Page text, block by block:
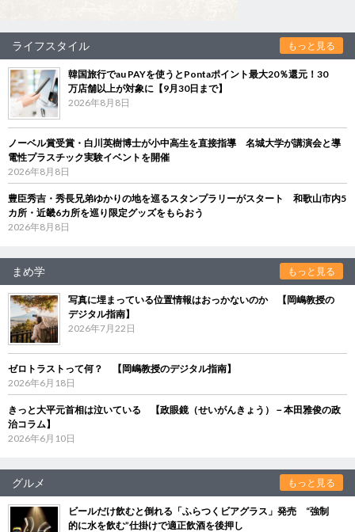
ライフスタイル もっと見る
韓国旅行でau PAYを使うとPontaポイント最大20％還元！30
万店舗以上が対象に【9月30日まで】
2026年8月8日
ノーベル賞受賞・白川英樹博士が小中高生を直接指導 名城大学が講演会と導
電性プラスチック実験イベントを開催
2026年8月8日
豊臣秀吉・秀長兄弟ゆかりの地を巡るスタンプラリーがスタート 和歌山市内5
カ所・近畿6カ所を巡り限定グッズをもらおう
2026年8月8日
まめ学 もっと見る
写真に埋まっている位置情報はおっかないのか 【岡嶋教授の
デジタル指南】
2026年7月22日
ゼロトラストって何？ 【岡嶋教授のデジタル指南】
2026年6月18日
きっと大平元首相は泣いている 【政眼鏡（せいがんきょう）－本田雅俊の政
治コラム】
2026年6月10日
グルメ もっと見る
ビールだけ飲むと倒れる「ふらつくビアグラス」発売 “強制
的に水を飲む”仕掛けで適正飲酒を後押し